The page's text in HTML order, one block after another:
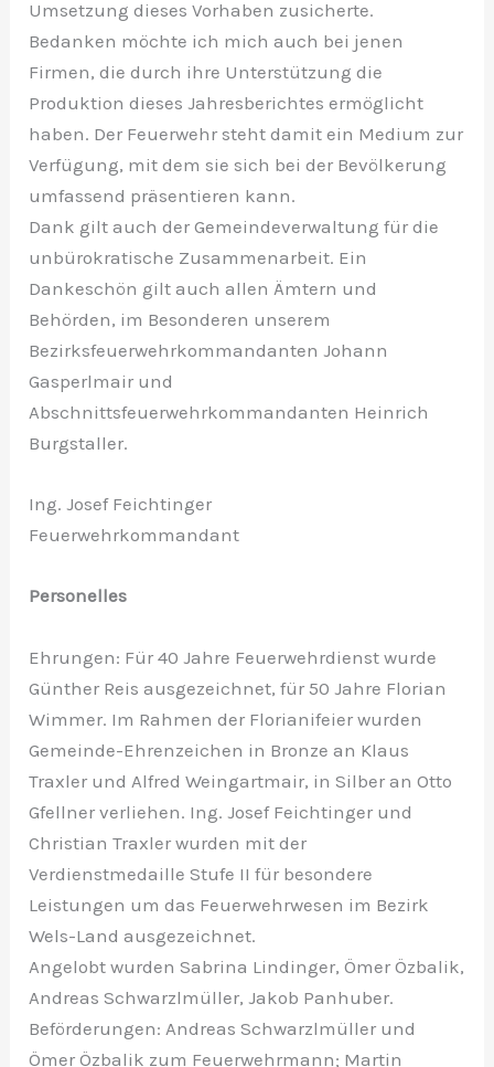
Umsetzung dieses Vorhaben zusicherte.
Bedanken möchte ich mich auch bei jenen
Firmen, die durch ihre Unterstützung die
Produktion dieses Jahresberichtes ermöglicht
haben. Der Feuerwehr steht damit ein Medium zur
Verfügung, mit dem sie sich bei der Bevölkerung
umfassend präsentieren kann.
Dank gilt auch der Gemeindeverwaltung für die
unbürokratische Zusammenarbeit. Ein
Dankeschön gilt auch allen Ämtern und
Behörden, im Besonderen unserem
Bezirksfeuerwehrkommandanten Johann
Gasperlmair und
Abschnittsfeuerwehrkommandanten Heinrich
Burgstaller.
Ing. Josef Feichtinger
Feuerwehrkommandant
Personelles
Ehrungen: Für 40 Jahre Feuerwehrdienst wurde
Günther Reis ausgezeichnet, für 50 Jahre Florian
Wimmer. Im Rahmen der Florianifeier wurden
Gemeinde-Ehrenzeichen in Bronze an Klaus
Traxler und Alfred Weingartmair, in Silber an Otto
Gfellner verliehen. Ing. Josef Feichtinger und
Christian Traxler wurden mit der
Verdienstmedaille Stufe II für besondere
Leistungen um das Feuerwehrwesen im Bezirk
Wels-Land ausgezeichnet.
Angelobt wurden Sabrina Lindinger, Ömer Özbalik,
Andreas Schwarzlmüller, Jakob Panhuber.
Beförderungen: Andreas Schwarzlmüller und
Ömer Özbalik zum Feuerwehrmann; Martin